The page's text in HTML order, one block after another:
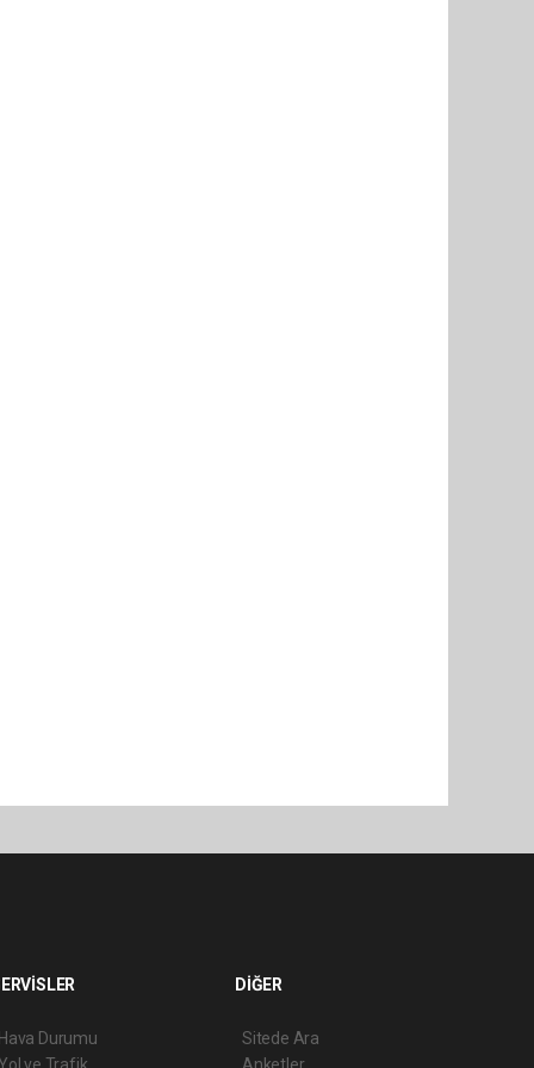
Hava Durumu
DİĞER
Sitede Ara